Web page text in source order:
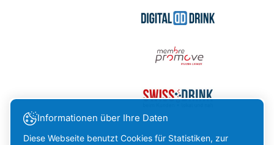
Informationen über Ihre Daten
Diese Webseite benutzt Cookies für Statistiken, zur